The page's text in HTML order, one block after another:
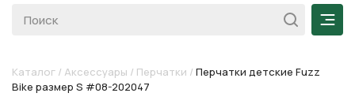
Каталог / Аксессуары / Перчатки / Перчатки детские Fuzz
Bike размер S #08-202047